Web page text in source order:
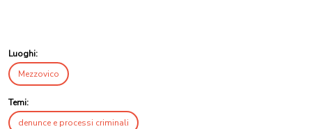
Luoghi:
Mezzovico
Temi:
denunce e processi criminali